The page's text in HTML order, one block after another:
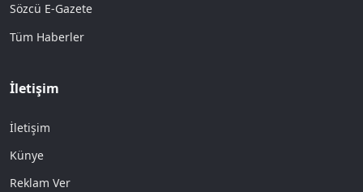
Sözcü E-Gazete
Tüm Haberler
İletişim
İletişim
Künye
Reklam Ver